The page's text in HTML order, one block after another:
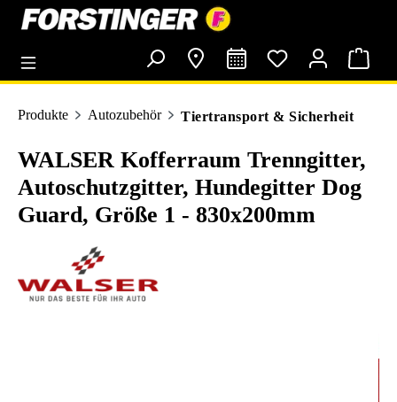
springen
Produkte Autozubehör Tiertransport & Sicherheit
WALSER Kofferraum Trenngitter,
Autoschutzgitter, Hundegitter Dog
Guard, Größe 1 - 830x200mm